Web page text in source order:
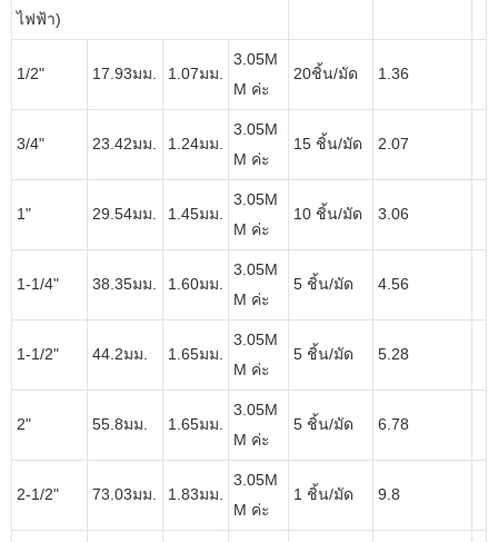
ไฟฟ้า)
1/2" 17.93มม. 1.07มม.
3.05M
M ค่ะ
20ชิ้น/มัด 1.36
3/4" 23.42มม. 1.24มม.
3.05M
M ค่ะ
15 ชิ้น/มัด 2.07
1" 29.54มม. 1.45มม.
3.05M
M ค่ะ
10 ชิ้น/มัด 3.06
1-1/4" 38.35มม. 1.60มม.
3.05M
M ค่ะ
5 ชิ้น/มัด 4.56
1-1/2" 44.2มม. 1.65มม.
3.05M
M ค่ะ
5 ชิ้น/มัด 5.28
2" 55.8มม. 1.65มม.
3.05M
M ค่ะ
5 ชิ้น/มัด 6.78
2-1/2" 73.03มม. 1.83มม.
3.05M
M ค่ะ
1 ชิ้น/มัด 9.8